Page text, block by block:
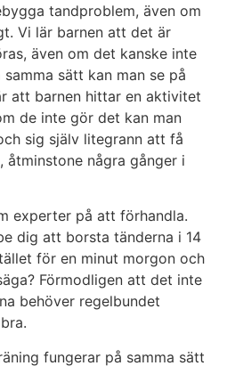
tandproblem, även om
Vi lär barnen att det är
även om det kanske inte
sätt kan man se på
att barnen hittar en aktivitet
de inte gör det kan man
sig själv litegrann att få
åtminstone några gånger i
experter på att förhandla.
dig att borsta tänderna i 14
för en minut morgon och
Förmodligen att det inte
behöver regelbundet
fungerar på samma sätt